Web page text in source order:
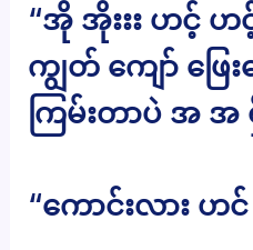
“အို အိုးးး ဟင့်
ကျွတ် ကျော် ဖြေ
ကြမ်းတာပဲ အ အ
“ကောင်းလား ဟင်